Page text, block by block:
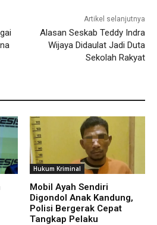
Artikel selanjutnya
Alasan Seskab Teddy Indra
Wijaya Didaulat Jadi Duta
Sekolah Rakyat
Hukum Kriminal
Mobil Ayah Sendiri
Digondol Anak Kandung,
Polisi Bergerak Cepat
Tangkap Pelaku